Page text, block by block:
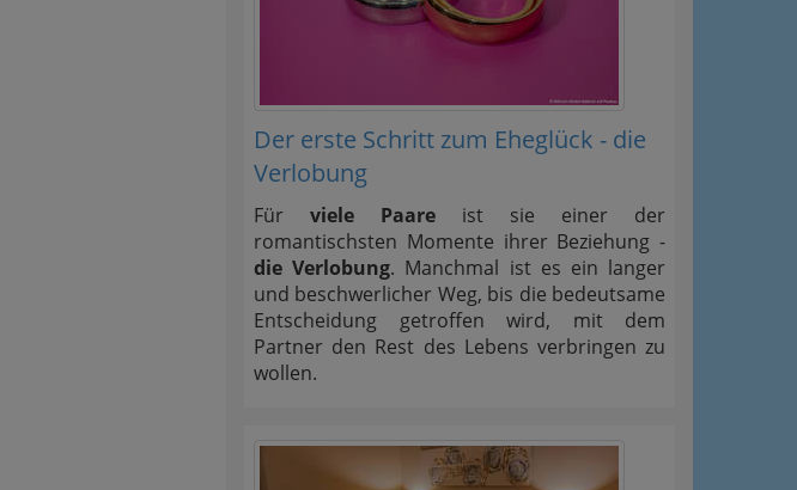
Der erste Schritt zum Eheglück - die
Verlobung
Für viele Paare ist sie einer der
romantischsten Momente ihrer Beziehung -
die Verlobung. Manchmal ist es ein langer
und beschwerlicher Weg, bis die bedeutsame
Entscheidung getroffen wird, mit dem
Partner den Rest des Lebens verbringen zu
wollen.